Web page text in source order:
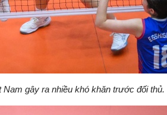
gây ra nhiều khó khăn trước đối thủ.